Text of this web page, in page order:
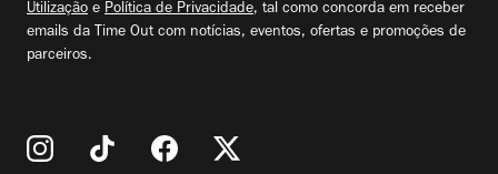
Utilização e Política de Privacidade, tal como concorda em receber
emails da Time Out com notícias, eventos, ofertas e promoções de
parceiros.